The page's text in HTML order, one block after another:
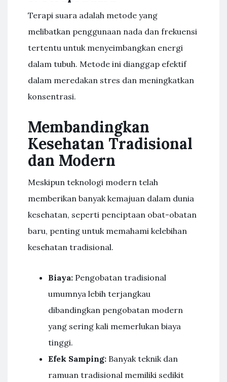
Terapi suara adalah metode yang
melibatkan penggunaan nada dan frekuensi
tertentu untuk menyeimbangkan energi
dalam tubuh. Metode ini dianggap efektif
dalam meredakan stres dan meningkatkan
konsentrasi.
Membandingkan
Kesehatan Tradisional
dan Modern
Meskipun teknologi modern telah
memberikan banyak kemajuan dalam dunia
kesehatan, seperti penciptaan obat-obatan
baru, penting untuk memahami kelebihan
kesehatan tradisional.
Biaya: Pengobatan tradisional
umumnya lebih terjangkau
dibandingkan pengobatan modern
yang sering kali memerlukan biaya
tinggi.
Efek Samping: Banyak teknik dan
ramuan tradisional memiliki sedikit